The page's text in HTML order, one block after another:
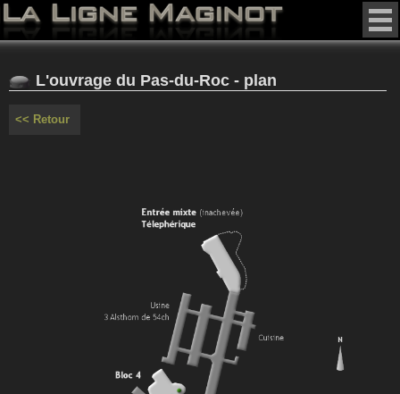
L'ouvrage du Pas-du-Roc - plan
<< Retour